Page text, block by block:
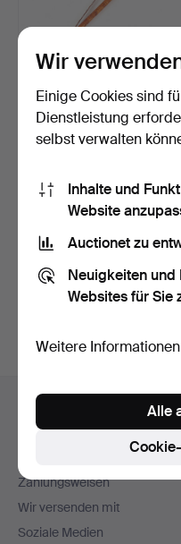
BIRKENRINDENHORN, 20.
Jahrhundert.
3 Tage
32 USD
Sie können auch in
suchen.
Fußzeilen-
Kontakt mit dem Support
Zahlungsweisen
Wir versenden mit
Soziale Medien
Wir
Einige Cookies sind
Dienstleistung
selbst verwalten
Inhalte und
Website
Auctionet zu
Neuigkeiten und
Websites für Sie
Weitere
Alle